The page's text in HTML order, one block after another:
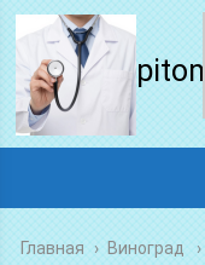
Главная › Виноград